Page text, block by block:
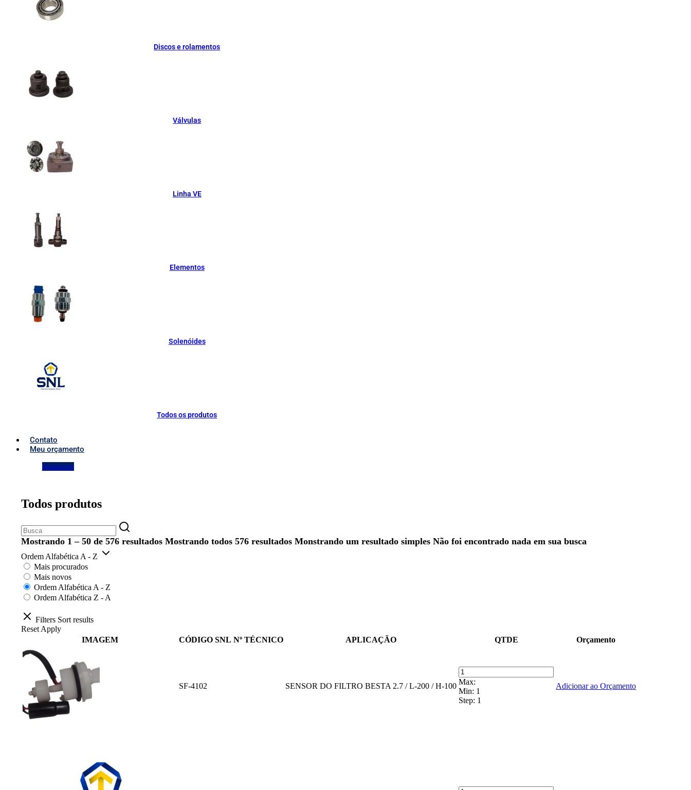
Discos e rolamentos
Válvulas
Linha VE
Elementos
Solenóides
Todos os produtos
Contato
Meu orçamento
Instagram
Todos produtos
Mostrando 1 – 50 de 576 resultados Mostrando todos 576 resultados Monstrando um resultado simples Não foi encontrado nada em sua busca
Ordem Alfabética A - Z
Mais procurados
Mais novos
Ordem Alfabética A - Z
Ordem Alfabética Z - A
Filters Sort results
ResetApply
IMAGEM
CÓDIGO SNL Nº TÉCNICO APLICAÇÃO QTDE Orçamento
SF-4102 SENSOR DO FILTRO BESTA 2.7 / L-200 / H-100 Max:
Min: 1
Step: 1
Adicionar ao Orçamento